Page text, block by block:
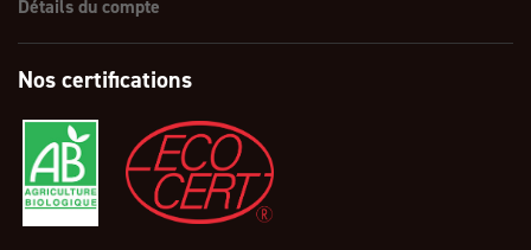
Détails du compte
Nos certifications